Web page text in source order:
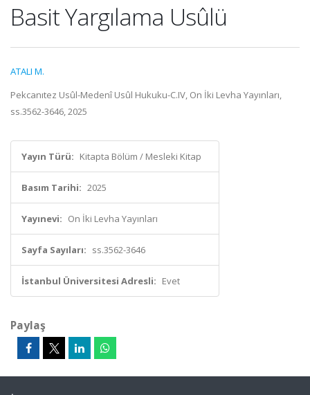
Basit Yargılama Usûlü
ATALI M.
Pekcanıtez Usûl-Medenî Usûl Hukuku-C.IV, On İki Levha Yayınları,
ss.3562-3646, 2025
Yayın Türü: Kitapta Bölüm / Mesleki Kitap
Basım Tarihi: 2025
Yayınevi: On İki Levha Yayınları
Sayfa Sayıları: ss.3562-3646
İstanbul Üniversitesi Adresli: Evet
Paylaş